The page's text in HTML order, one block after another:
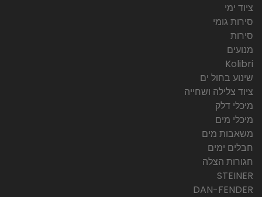
ציוד ימי
סירות גומי
סירות
מנועים
Kolibri
שינוע בחול ים
ציוד צלילה ושחייה
מיכלי דלק
מיכלי מים
משאבות מים
חבלים ימים
חגורות הצלה
STEINER
DAN-FENDER